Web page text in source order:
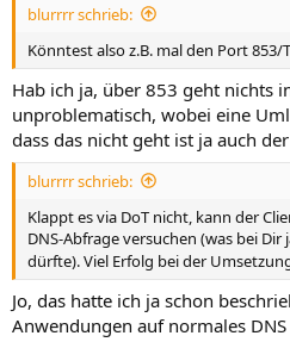
blurrrr schrieb:
Könntest also z.B. mal den Port 853/
Hab ich ja, über 853 geht nichts
unproblematisch, wobei eine
dass das nicht geht ist ja auch
blurrrr schrieb:
Klappt es via DoT nicht, kann der
DNS-Abfrage versuchen (was bei
dürfte). Viel Erfolg bei der
Jo, das hatte ich ja schon
Anwendungen auf normales